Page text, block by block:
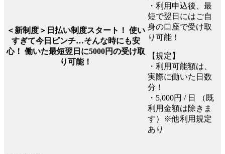
＜新制度＞日払い制度スタート！ 使い
すぎて今日ピンチ…そんな時にも安
心！ 働いた最短翌日に5000円の受け取
り可能！
・利用申込後、最
短で翌日にはご自
身の口座で受け取
り可能！
【規定】
・利用可能額は、
実際に働いた日数
分！
・5,000円 / 日 （既
利用金額は除きま
す）※他利用規定
あり